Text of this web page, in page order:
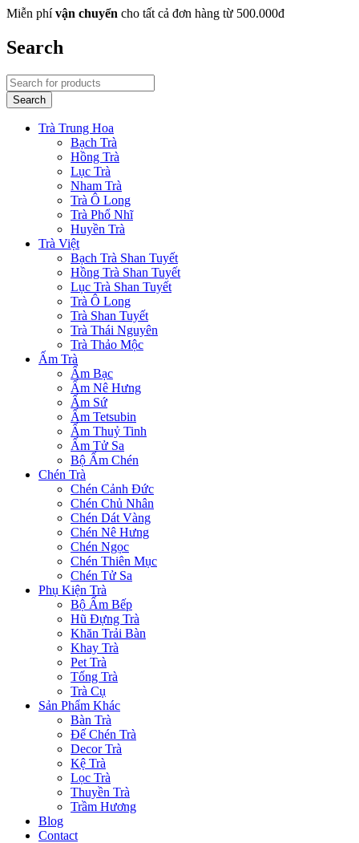
Miễn phívận chuyển cho tất cả đơn hàng từ 500.000đ
Search
Trà Trung Hoa
Bạch Trà
Hồng Trà
Lục Trà
Nham Trà
Trà Ô Long
Trà Phổ Nhĩ
Huyền Trà
Trà Việt
Bạch Trà Shan Tuyết
Hồng Trà Shan Tuyết
Lục Trà Shan Tuyết
Trà Ô Long
Trà Shan Tuyết
Trà Thái Nguyên
Trà Thảo Mộc
Ấm Trà
Ấm Bạc
Ấm Nê Hưng
Ấm Sứ
Ấm Tetsubin
Ấm Thuỷ Tinh
Ấm Tử Sa
Bộ Ấm Chén
Chén Trà
Chén Cảnh Đức
Chén Chủ Nhân
Chén Dát Vàng
Chén Nê Hưng
Chén Ngọc
Chén Thiên Mục
Chén Tử Sa
Phụ Kiện Trà
Bộ Ấm Bếp
Hũ Đựng Trà
Khăn Trải Bàn
Khay Trà
Pet Trà
Tống Trà
Trà Cụ
Sản Phẩm Khác
Bàn Trà
Đế Chén Trà
Decor Trà
Kệ Trà
Lọc Trà
Thuyền Trà
Trầm Hương
Blog
Contact